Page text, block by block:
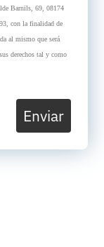
Barnils, 69, 08174
con la finalidad de
al mismo que será
derechos tal y como
Enviar